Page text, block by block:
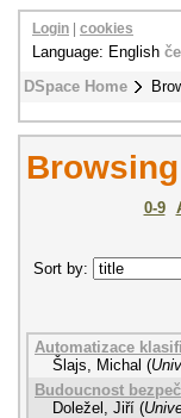
DSpace Home
Login cookies
Language: English
0-9
Sort by:
Automatizace
Šlajs, Michal (
Budoucnost
Doležel, Jiří (